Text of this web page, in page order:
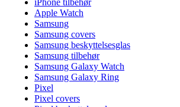
iPhone tilbehør
Apple Watch
Samsung
Samsung covers
Samsung beskyttelsesglas
Samsung tilbehør
Samsung Galaxy Watch
Samsung Galaxy Ring
Pixel
Pixel covers